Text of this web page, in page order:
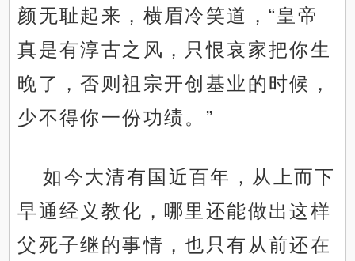
颜无耻起来，横眉冷笑道，“皇帝
真是有淳古之风，只恨哀家把你生
晚了，否则祖宗开创基业的时候，
少不得你一份功绩。”
如今大清有国近百年，从上而下
早通经义教化，哪里还能做出这样
父死子继的事情，也只有从前还在